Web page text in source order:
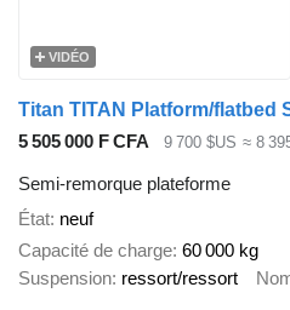
VIDÉO
5 505 000 F CFA 9 700 $US ≈ 8
Semi-remorque plateforme
État neuf
Capacité de charge 60 000 kg
Suspension ressort/ressort